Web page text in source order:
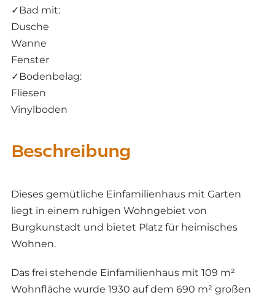
✓Bad mit:
Dusche
Wanne
Fenster
✓Bodenbelag:
Fliesen
Vinylboden
Beschreibung
Dieses gemütliche Einfamilienhaus mit Garten
liegt in einem ruhigen Wohngebiet von
Burgkunstadt und bietet Platz für heimisches
Wohnen.
Das frei stehende Einfamilienhaus mit 109 m²
Wohnfläche wurde 1930 auf dem 690 m² großen